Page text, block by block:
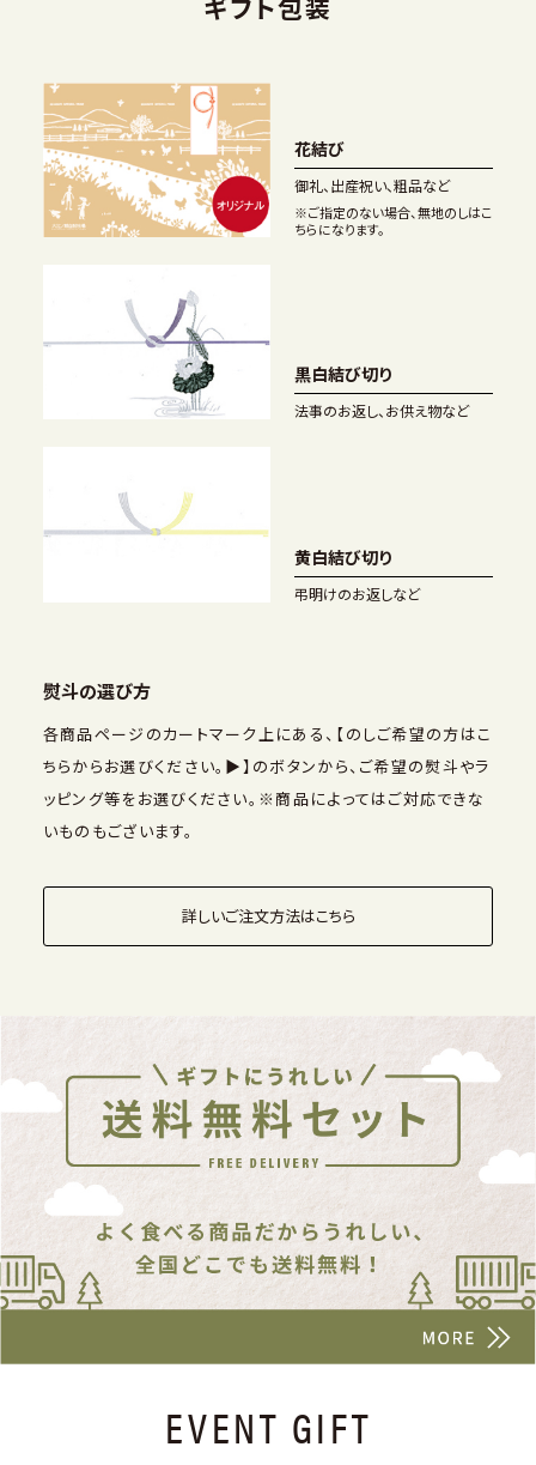
ギフト包装
花結び
御礼、出産祝い、粗品など
※ご指定のない場合、無地のしはこ
ちらになります。
黒白結び切り
法事のお返し、お供え物など
黄白結び切り
弔明けのお返しなど
熨斗の選び方
各商品ページのカートマーク上にある、【のしご希望の方はこ
ちらからお選びください。▶】のボタンから、ご希望の熨斗やラ
ッピング等をお選びください。※商品によってはご対応できな
いものもございます。
詳しいご注文方法はこちら
EVENT GIFT